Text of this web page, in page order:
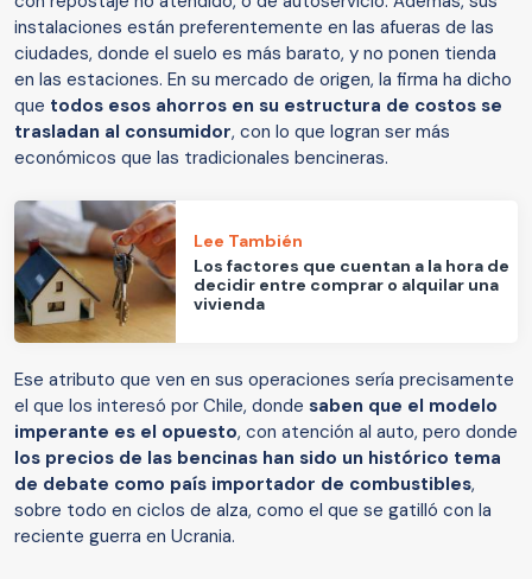
instalaciones están preferentemente en las afueras de las
ciudades, donde el suelo es más barato, y no ponen tienda
en las estaciones. En su mercado de origen, la firma ha dicho
que todos esos ahorros en su estructura de costos se
trasladan al consumidor, con lo que logran ser más
económicos que las tradicionales bencineras.
Lee También
Los factores que cuentan a la hora de
decidir entre comprar o alquilar una
vivienda
Ese atributo que ven en sus operaciones sería precisamente
el que los interesó por Chile, donde saben que el modelo
imperante es el opuesto, con atención al auto, pero donde
los precios de las bencinas han sido un histórico tema
de debate como país importador de combustibles,
sobre todo en ciclos de alza, como el que se gatilló con la
reciente guerra en Ucrania.